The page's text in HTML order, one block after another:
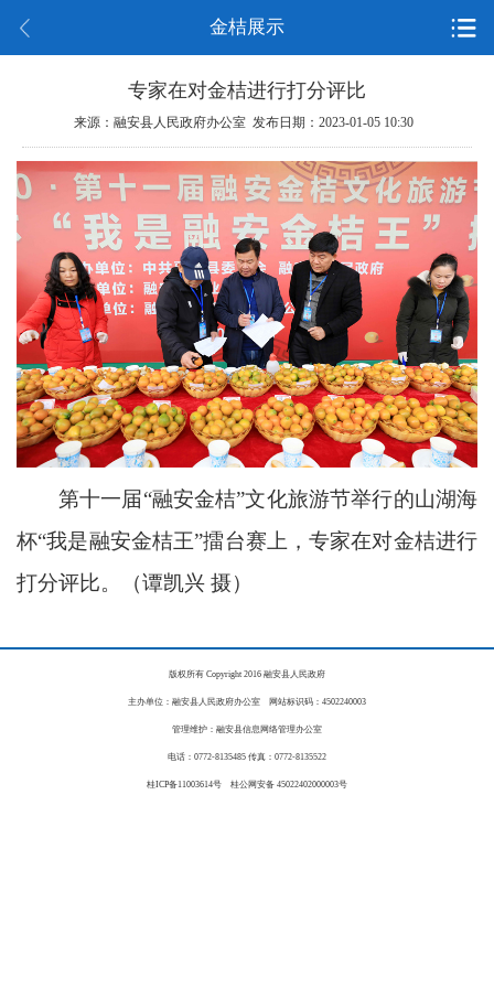
金桔展示
专家在对金桔进行打分评比
来源：融安县人民政府办公室 发布日期：2023-01-05 10:30
第十一届“融安金桔”文化旅游节举行的山湖海
杯“我是融安金桔王”擂台赛上，专家在对金桔进行
打分评比。（谭凯兴 摄）
版权所有 Copyright 2016 融安县人民政府
主办单位：融安县人民政府办公室 网站标识码：4502240003
管理维护：融安县信息网络管理办公室
电话：0772-8135485 传真：0772-8135522
桂ICP备11003614号 桂公网安备 45022402000003号